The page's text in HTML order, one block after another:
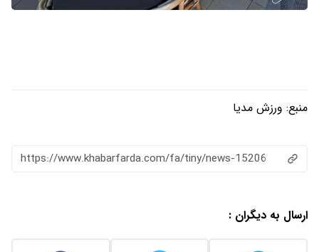
منبع: ورزش مدیا
https://www.khabarfarda.com/fa/tiny/news-15206
ارسال به دیگران :